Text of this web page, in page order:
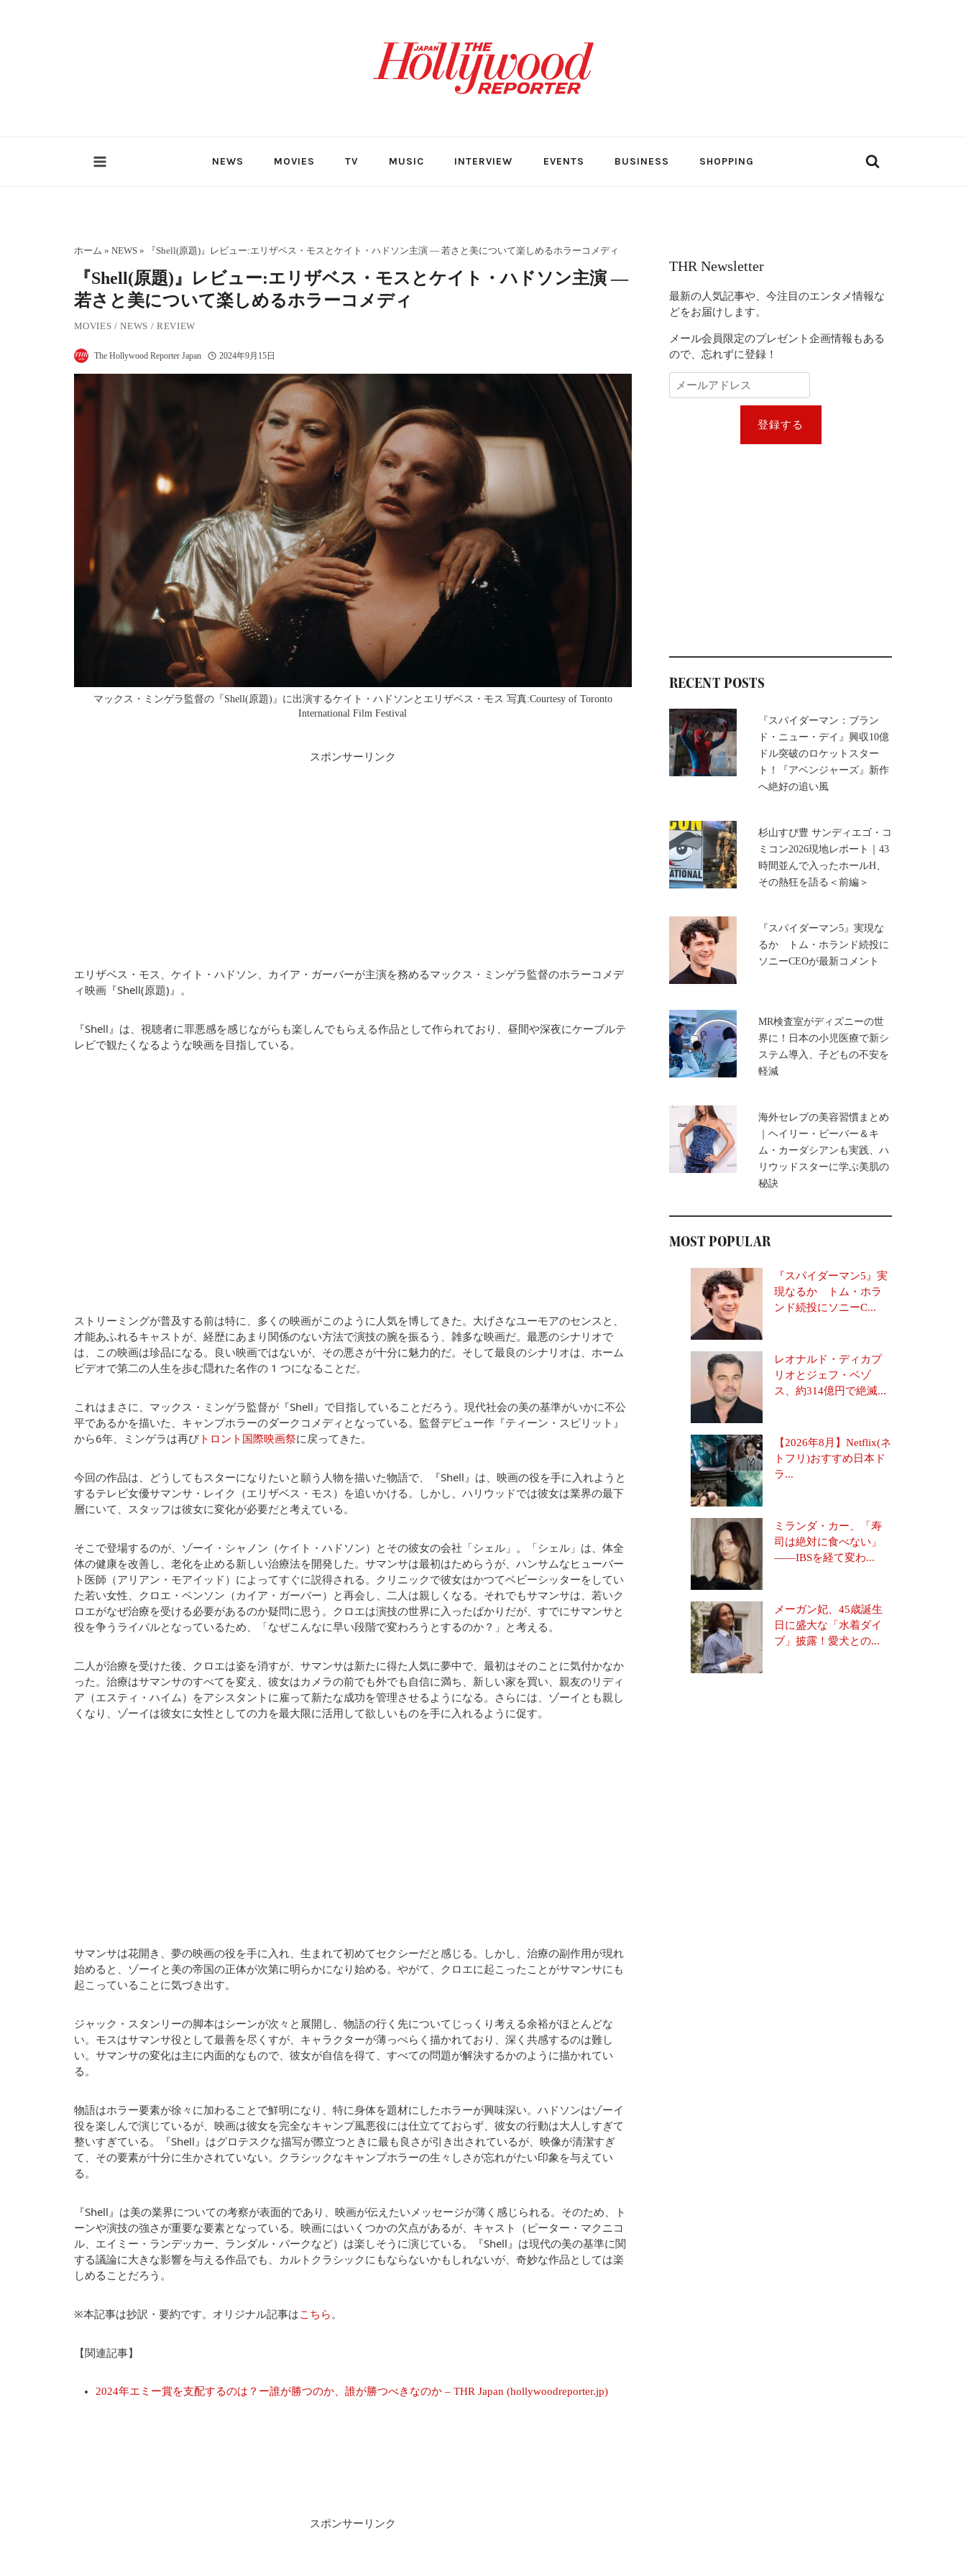
NEWS MOVIES TV MUSIC INTERVIEW EVENTS BUSINESS SHOPPING
ホーム » NEWS» 『Shell(原題)』レビュー:エリザベス・モスとケイト・ハドソン主演 ― 若さと美について楽しめるホラーコメディ
『Shell(原題)』レビュー:エリザベス・モスとケイト・ハドソン主演 ―
若さと美について楽しめるホラーコメディ
MOVIES /NEWS / REVIEW
The Hollywood Reporter Japan 2024年9月15日
マックス・ミンゲラ監督の『Shell(原題)』に出演するケイト・ハドソンとエリザベス・モス 写真:Courtesy of Toronto
International Film Festival
スポンサーリンク
エリザベス・モス、ケイト・ハドソン、カイア・ガーバーが主演を務めるマックス・ミンゲラ監督のホラーコメデ
ィ映画『Shell(原題)』。
『Shell』は、視聴者に罪悪感を感じながらも楽しんでもらえる作品として作られており、昼間や深夜にケーブルテ
レビで観たくなるような映画を目指している。
ストリーミングが普及する前は特に、多くの映画がこのように人気を博してきた。大げさなユーモアのセンスと、
才能あふれるキャストが、経歴にあまり関係のない方法で演技の腕を振るう、雑多な映画だ。最悪のシナリオで
は、この映画は珍品になる。良い映画ではないが、その悪さが十分に魅力的だ。そして最良のシナリオは、ホーム
ビデオで第二の人生を歩む隠れた名作の 1 つになることだ。
これはまさに、マックス・ミンゲラ監督が『Shell』で目指していることだろう。現代社会の美の基準がいかに不公
平であるかを描いた、キャンプホラーのダークコメディとなっている。監督デビュー作『ティーン・スピリット』
から6年、ミンゲラは再びトロント国際映画祭に戻ってきた。
今回の作品は、どうしてもスターになりたいと願う人物を描いた物語で、『Shell』は、映画の役を手に入れようと
するテレビ女優サマンサ・レイク（エリザベス・モス）を追いかける。しかし、ハリウッドでは彼女は業界の最下
層にいて、スタッフは彼女に変化が必要だと考えている。
そこで登場するのが、ゾーイ・シャノン（ケイト・ハドソン）とその彼女の会社「シェル」。「シェル」は、体全
体の健康を改善し、老化を止める新しい治療法を開発した。サマンサは最初はためらうが、ハンサムなヒューバー
ト医師（アリアン・モアイッド）によってすぐに説得される。クリニックで彼女はかつてベビーシッターをしてい
た若い女性、クロエ・ベンソン（カイア・ガーバー）と再会し、二人は親しくなる。それでもサマンサは、若いク
ロエがなぜ治療を受ける必要があるのか疑問に思う。クロエは演技の世界に入ったばかりだが、すでにサマンサと
役を争うライバルとなっているため、「なぜこんなに早い段階で変わろうとするのか？」と考える。
二人が治療を受けた後、クロエは姿を消すが、サマンサは新たに得た人気に夢中で、最初はそのことに気付かなか
った。治療はサマンサのすべてを変え、彼女はカメラの前でも外でも自信に満ち、新しい家を買い、親友のリディ
ア（エスティ・ハイム）をアシスタントに雇って新たな成功を管理させるようになる。さらには、ゾーイとも親し
くなり、ゾーイは彼女に女性としての力を最大限に活用して欲しいものを手に入れるように促す。
サマンサは花開き、夢の映画の役を手に入れ、生まれて初めてセクシーだと感じる。しかし、治療の副作用が現れ
始めると、ゾーイと美の帝国の正体が次第に明らかになり始める。やがて、クロエに起こったことがサマンサにも
起こっていることに気づき出す。
ジャック・スタンリーの脚本はシーンが次々と展開し、物語の行く先についてじっくり考える余裕がほとんどな
い。モスはサマンサ役として最善を尽くすが、キャラクターが薄っぺらく描かれており、深く共感するのは難し
い。サマンサの変化は主に内面的なもので、彼女が自信を得て、すべての問題が解決するかのように描かれてい
る。
物語はホラー要素が徐々に加わることで鮮明になり、特に身体を題材にしたホラーが興味深い。ハドソンはゾーイ
役を楽しんで演じているが、映画は彼女を完全なキャンプ風悪役には仕立てておらず、彼女の行動は大人しすぎて
整いすぎている。『Shell』はグロテスクな描写が際立つときに最も良さが引き出されているが、映像が清潔すぎ
て、その要素が十分に生かされていない。クラシックなキャンプホラーの生々しさが忘れがたい印象を与えてい
る。
『Shell』は美の業界についての考察が表面的であり、映画が伝えたいメッセージが薄く感じられる。そのため、ト
ーンや演技の強さが重要な要素となっている。映画にはいくつかの欠点があるが、キャスト（ピーター・マクニコ
ル、エイミー・ランデッカー、ランダル・パークなど）は楽しそうに演じている。『Shell』は現代の美の基準に関
する議論に大きな影響を与える作品でも、カルトクラシックにもならないかもしれないが、奇妙な作品としては楽
しめることだろう。
※本記事は抄訳・要約です。オリジナル記事はこちら 。
【関連記事】
2024年エミー賞を支配するのは？ー誰が勝つのか、誰が勝つべきなのか – THR Japan (hollywoodreporter.jp)
スポンサーリンク
THR Newsletter
最新の人気記事や、今注目のエンタメ情報な
どをお届けします。
メール会員限定のプレゼント企画情報もある
ので、忘れずに登録！
登録する
RECENT POSTS
『スパイダーマン：ブラン
ド・ニュー・デイ』興収10億
ドル突破のロケットスター
ト！『アベンジャーズ』新作
へ絶好の追い風
杉山すぴ豊 サンディエゴ・コ
ミコン2026現地レポート｜43
時間並んで入ったホールH、
その熱狂を語る＜前編＞
『スパイダーマン5』実現な
るか トム・ホランド続投に
ソニーCEOが最新コメント
MR検査室がディズニーの世
界に！日本の小児医療で新シ
ステム導入、子どもの不安を
軽減
海外セレブの美容習慣まとめ
｜ヘイリー・ビーバー＆キ
ム・カーダシアンも実践、ハ
リウッドスターに学ぶ美肌の
秘訣
MOST POPULAR
『スパイダーマン5』実
現なるか トム・ホラ
ンド続投にソニーC...
レオナルド・ディカプ
リオとジェフ・ベゾ
ス、約314億円で絶滅...
【2026年8月】Netflix(ネ
トフリ)おすすめ日本ド
ラ...
ミランダ・カー、「寿
司は絶対に食べない」
――IBSを経て変わ...
メーガン妃、45歳誕生
日に盛大な「水着ダイ
ブ」披露！愛犬との...